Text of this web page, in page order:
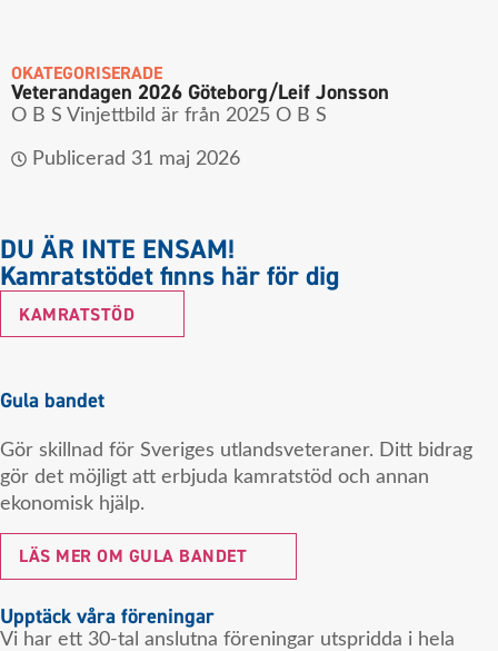
OKATEGORISERADE
Veterandagen 2026 Göteborg/Leif Jonsson
O B S Vinjettbild är från 2025 O B S
Publicerad 31 maj 2026
DU ÄR INTE ENSAM!
Kamratstödet finns här för dig
KAMRATSTÖD
Gula bandet
Gör skillnad för Sveriges utlandsveteraner. Ditt bidrag
gör det möjligt att erbjuda kamratstöd och annan
ekonomisk hjälp.
LÄS MER OM GULA BANDET
Upptäck våra föreningar
Vi har ett 30-tal anslutna föreningar utspridda i hela